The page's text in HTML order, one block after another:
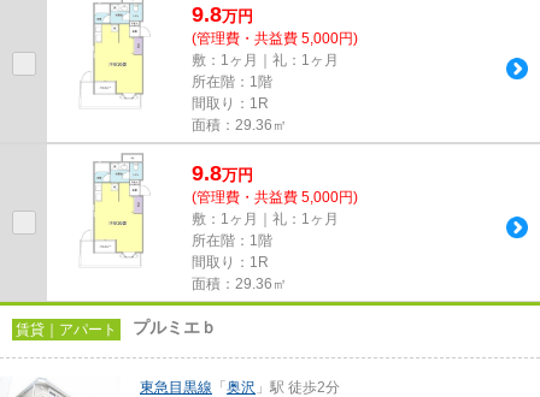
9.8万円
(管理費・共益費 5,000円)
敷：1ヶ月｜礼：1ヶ月
所在階：1階
間取り：1R
面積：29.36㎡
9.8万円
(管理費・共益費 5,000円)
敷：1ヶ月｜礼：1ヶ月
所在階：1階
間取り：1R
面積：29.36㎡
賃貸｜アパート プルミエｂ
東急目黒線 「 奥沢 」駅 徒歩2分